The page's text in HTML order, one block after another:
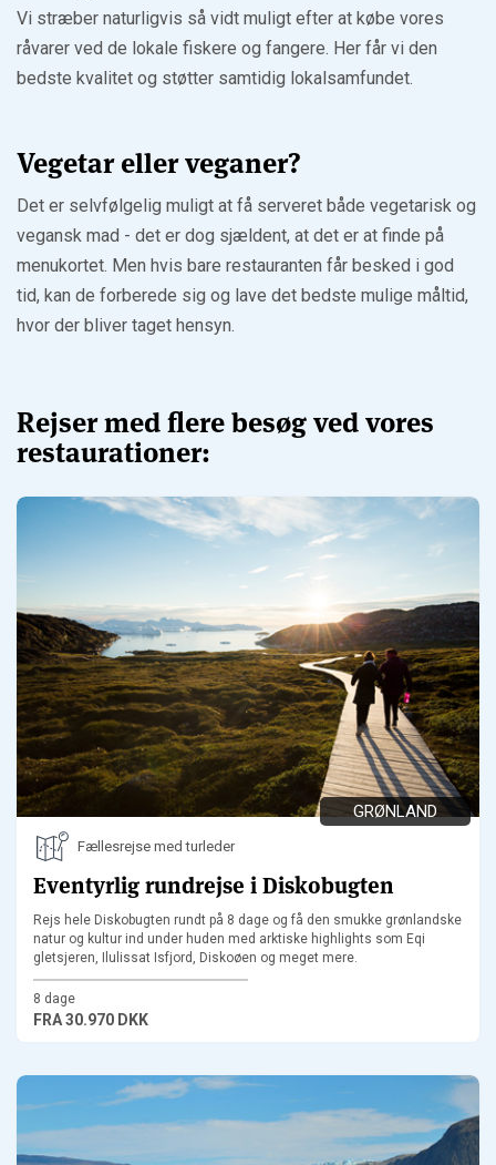
Vi stræber naturligvis så vidt muligt efter at købe vores
råvarer ved de lokale fiskere og fangere. Her får vi den
bedste kvalitet og støtter samtidig lokalsamfundet.
Vegetar eller veganer?
Det er selvfølgelig muligt at få serveret både vegetarisk og
vegansk mad - det er dog sjældent, at det er at finde på
menukortet. Men hvis bare restauranten får besked i god
tid, kan de forberede sig og lave det bedste mulige måltid,
hvor der bliver taget hensyn.
Rejser med flere besøg ved vores
restaurationer:
GRØNLAND
Fællesrejse med turleder
Eventyrlig rundrejse i Diskobugten
Rejs hele Diskobugten rundt på 8 dage og få den smukke grønlandske
natur og kultur ind under huden med arktiske highlights som Eqi
gletsjeren, Ilulissat Isfjord, Diskoøen og meget mere.
8 dage
FRA30.970 DKK